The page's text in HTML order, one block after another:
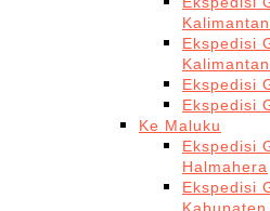
Ekspedisi
Ekspedisi
Ekspedisi
Ke Maluku
Ekspedisi
Halmahera
Ekspedisi